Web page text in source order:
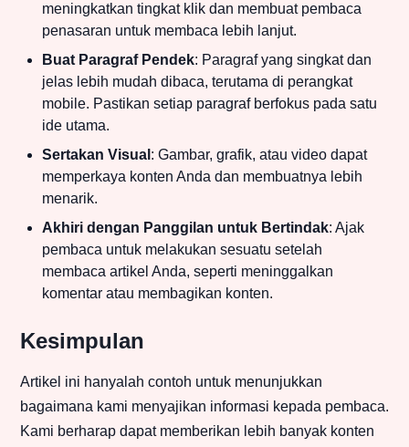
meningkatkan tingkat klik dan membuat pembaca
penasaran untuk membaca lebih lanjut.
Buat Paragraf Pendek: Paragraf yang singkat dan
jelas lebih mudah dibaca, terutama di perangkat
mobile. Pastikan setiap paragraf berfokus pada satu
ide utama.
Sertakan Visual : Gambar, grafik, atau video dapat
memperkaya konten Anda dan membuatnya lebih
menarik.
Akhiri dengan Panggilan untuk Bertindak: Ajak
pembaca untuk melakukan sesuatu setelah
membaca artikel Anda, seperti meninggalkan
komentar atau membagikan konten.
Kesimpulan
Artikel ini hanyalah contoh untuk menunjukkan
bagaimana kami menyajikan informasi kepada pembaca.
Kami berharap dapat memberikan lebih banyak konten